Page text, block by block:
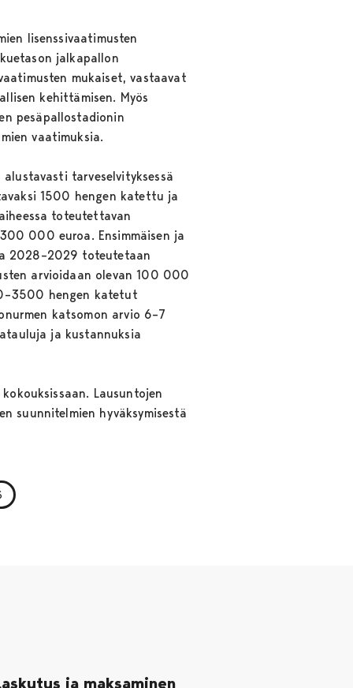
lisenssivaatimusten
jalkapallon
mukaiset, vastaavat
kehittämisen. Myös
pesäpallostadionin
vaatimuksia.
tarveselvityksessä
1500 hengen katettu ja
toteutettavan
000 euroa. Ensimmäisen ja
2028–2029 toteutetaan
arvioidaan olevan 100 000
hengen katetut
katsomon arvio 6–7
ja kustannuksia
Lausuntojen
suunnitelmien hyväksymisestä
ja maksaminen